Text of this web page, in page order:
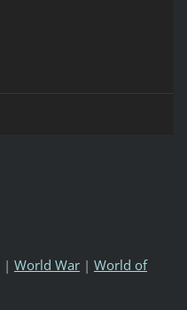
| World War | World of